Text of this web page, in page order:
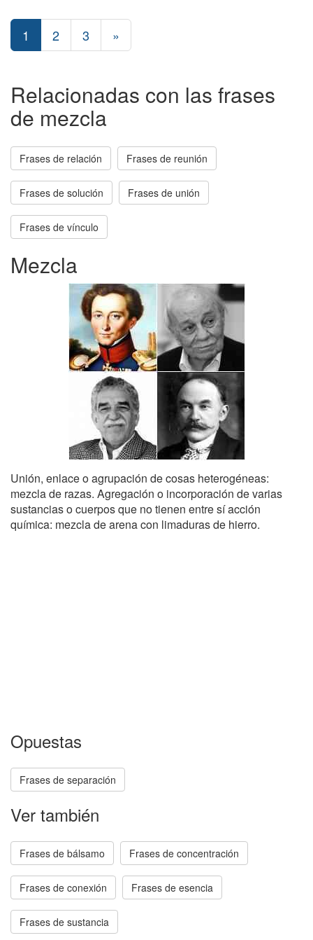
1 2 3 »
Relacionadas con las frases
de mezcla
Frases de relación Frases de reunión
Frases de solución Frases de unión
Frases de vínculo
Mezcla
Unión, enlace o agrupación de cosas heterogéneas:
mezcla de razas. Agregación o incorporación de varias
sustancias o cuerpos que no tienen entre sí acción
química: mezcla de arena con limaduras de hierro.
Opuestas
Frases de separación
Ver también
Frases de bálsamo Frases de concentración
Frases de conexión Frases de esencia
Frases de sustancia